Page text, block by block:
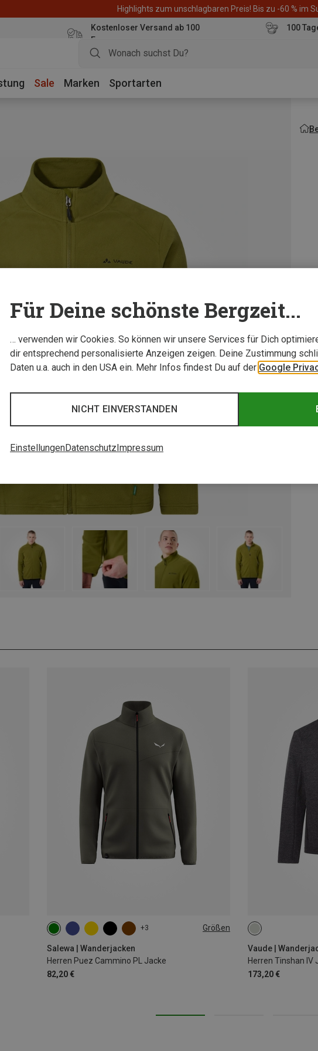
Highlights zum unschlagbaren Preis! Bis zu -60 % im
Kostenloser Versand ab 100
Euro
100
Sale Marken Sportarten
+3 Größen
Salewa | Wanderjacken
Herren Puez Cammino PL Jacke
82,20 €
S M L XL XXL
Vaude |
Herren Tinshan IV
173,20 €
M
Für Deine schönste Bergzeit...
… verwenden wir Cookies. So können wir unsere Services für Dich
dir entsprechend personalisierte Anzeigen zeigen. Deine Zustimmung
Daten u.a. auch in den USA ein. Mehr Infos findest Du auf der Google
NICHT EINVERSTANDEN
EinstellungenDatenschutz Impressum